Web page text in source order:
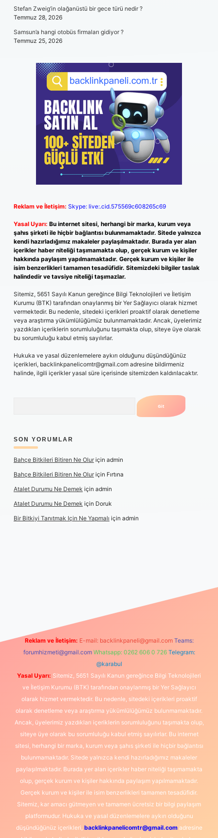
Stefan Zweig’in olağanüstü bir gece türü nedir ?
Temmuz 28, 2026
Samsun’a hangi otobüs firmaları gidiyor ?
Temmuz 25, 2026
Reklam ve İletişim: Skype: live:.cid.575569c608265c69
Yasal Uyarı: Bu internet sitesi, herhangi bir marka, kurum veya
şahıs şirketi ile hiçbir bağlantısı bulunmamaktadır. Sitede yalnızca
kendi hazırladığımız makaleler paylaşılmaktadır. Burada yer alan
içerikler haber niteliği taşımamakta olup, gerçek kurum ve kişiler
hakkında paylaşım yapılmamaktadır. Gerçek kurum ve kişiler ile
isim benzerlikleri tamamen tesadüfidir. Sitemizdeki bilgiler taslak
halindedir ve tavsiye niteliği taşımazlar.
Sitemiz, 5651 Sayılı Kanun gereğince Bilgi Teknolojileri ve İletişim
Kurumu (BTK) tarafından onaylanmış bir Yer Sağlayıcı olarak hizmet
vermektedir. Bu nedenle, sitedeki içerikleri proaktif olarak denetleme
veya araştırma yükümlülüğümüz bulunmamaktadır. Ancak, üyelerimiz
yazdıkları içeriklerin sorumluluğunu taşımakta olup, siteye üye olarak
bu sorumluluğu kabul etmiş sayılırlar.
Hukuka ve yasal düzenlemelere aykırı olduğunu düşündüğünüz
içerikleri, backlinkpanelicomtr@gmail.com adresine bildirmeniz
halinde, ilgili içerikler yasal süre içerisinde sitemizden kaldırılacaktır.
SON YORUMLAR
Bahçe Bitkileri Bitiren Ne Oluriçin admin
Bahçe Bitkileri Bitiren Ne Oluriçin Fırtına
Atalet Durumu Ne Demek için admin
Atalet Durumu Ne Demek için Doruk
Bir Bitkiyi Tanıtmak Için Ne Yapmalı için admin
Reklam ve İletişim: E-mail: backlinkpaneli@gmail.com Teams:
forumhizmeti@gmail.com Whatsapp: 0262 606 0 726 Telegram:
@karabul
Yasal Uyarı: Sitemiz, 5651 Sayılı Kanun gereğince Bilgi Teknolojileri
ve İletişim Kurumu (BTK) tarafından onaylanmış bir Yer Sağlayıcı
olarak hizmet vermektedir. Bu nedenle, sitedeki içerikleri proaktif
olarak denetleme veya araştırma yükümlülüğümüz bulunmamaktadır.
Ancak, üyelerimiz yazdıkları içeriklerin sorumluluğunu taşımakta olup,
siteye üye olarak bu sorumluluğu kabul etmiş sayılırlar. Bu internet
sitesi, herhangi bir marka, kurum veya şahıs şirketi ile hiçbir bağlantısı
bulunmamaktadır. Sitede yalnızca kendi hazırladığımız makaleler
paylaşılmaktadır. Burada yer alan içerikler haber niteliği taşımamakta
olup, gerçek kurum ve kişiler hakkında paylaşım yapılmamaktadır.
Gerçek kurum ve kişiler ile isim benzerlikleri tamamen tesadüfidir.
Sitemiz, kar amacı gütmeyen ve tamamen ücretsiz bir bilgi paylaşım
platformudur. Hukuka ve yasal düzenlemelere aykırı olduğunu
düşündüğünüz içerikleri, backlinkpanelicomtr@gmail.comadresine